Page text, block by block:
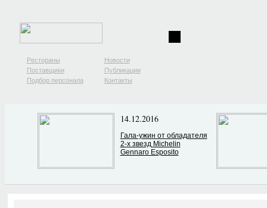
Рестораны
Новости
Поставщики
Публикации
Подбор персонала
Контакты
14.12.2016
Гала-ужин от обладателя
2-х звезд Michelin
Gennaro Esposito